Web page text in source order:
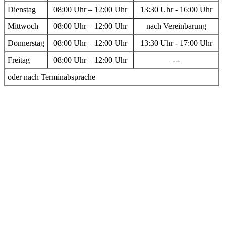
Dienstag
08:00 Uhr – 12:00 Uhr
13:30 Uhr - 16:00 Uhr
Mittwoch
08:00 Uhr – 12:00 Uhr
nach Vereinbarung
Donnerstag
08:00 Uhr – 12:00 Uhr
13:30 Uhr - 17:00 Uhr
Freitag
08:00 Uhr – 12:00 Uhr
---
oder nach Terminabsprache